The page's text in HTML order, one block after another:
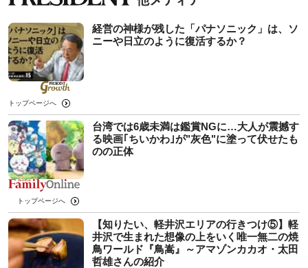
経営の神様が残した「パナソニック」は、ソ
ニーや日立のように復活するか？
トップページへ
台湾では6歳未満は鑑賞NGに…大人が震撼す
る映画｢ちいかわ｣が"灰色"に塗って伏せたも
のの正体
トップページへ
【知りたい、軽井沢エリアの行きつけ⑤】軽
井沢で生まれた想像の上をいく唯一無二の焼
鳥ワールド『鳥嵩』～アマゾンカカオ・太田
哲雄さんの紹介